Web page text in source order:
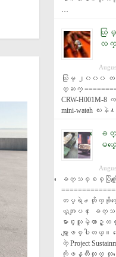
…
ယြ
လက္
ယြမ္ ၂၀၀၀ တန္
တ္ဆက္
CRW-H001M-
mini-watch ေလ
ေခ
မယ့္
ေခတ္သစ္စစ္ပြဲကိုေ
တပ္ရဲ႕တိုက္ခိုက္ေရး
ယ့္အျပင္ ေခတ္သစ္စ
မာင္းသူမဲ့ယာဥ္တ
မွာျဖစ္ပါတယ္။
တဲ့ Project
ကိုဖန္တီးထုတ္ လုပ္ေ